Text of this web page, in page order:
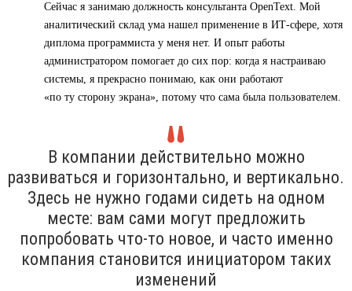
Сейчас я занимаю должность консультанта OpenText. Мой
аналитический склад ума нашел применение в ИТ-сфере, хотя
диплома программиста у меня нет. И опыт работы
администратором помогает до сих пор: когда я настраиваю
системы, я прекрасно понимаю, как они работают
«по ту сторону экрана», потому что сама была пользователем.
В компании действительно можно
развиваться и горизонтально, и вертикально.
Здесь не нужно годами сидеть на одном
месте: вам сами могут предложить
попробовать что-то новое, и часто именно
компания становится инициатором таких
изменений